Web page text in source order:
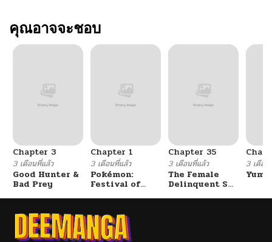
คุณอาจจะชอบ
Chapter 3
3 เดือนที่แล้ว
Good Hunter &
Bad Prey
Chapter 1
3 เดือนที่แล้ว
Pokémon:
Festival of
Chapter 35
3 เดือนที่แล้ว
The Female
Delinquent Set
3 เดือน